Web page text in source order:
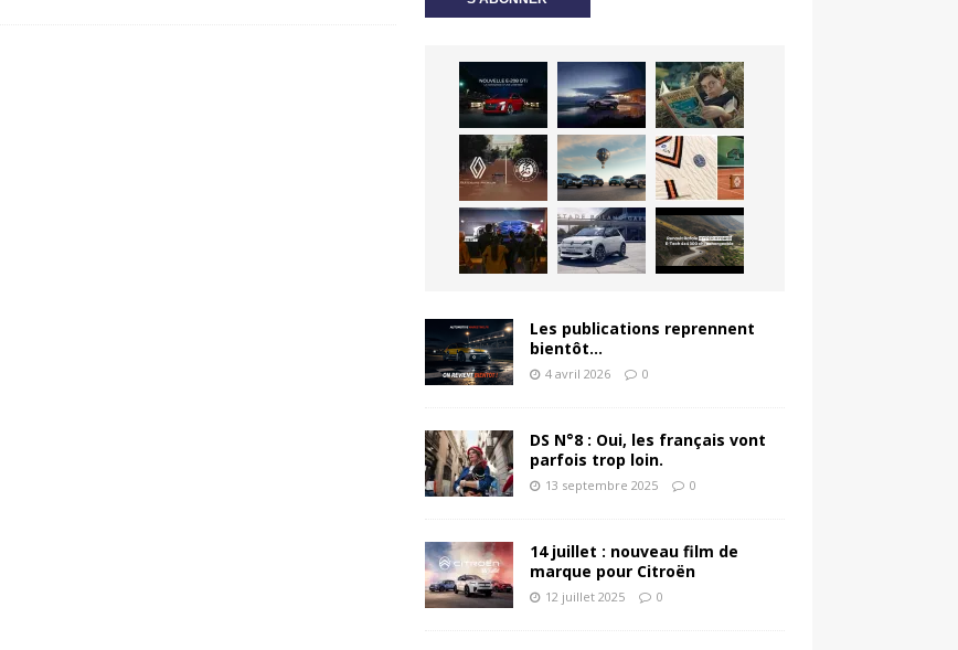
Les publications reprennent
bientôt…
4 avril 2026 0
DS N°8 : Oui, les français vont
parfois trop loin.
13 septembre 2025 0
14 juillet : nouveau film de
marque pour Citroën
12 juillet 2025 0